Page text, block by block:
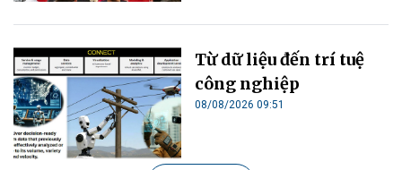
Từ dữ liệu đến trí tuệ
công nghiệp
08/08/2026 09:51